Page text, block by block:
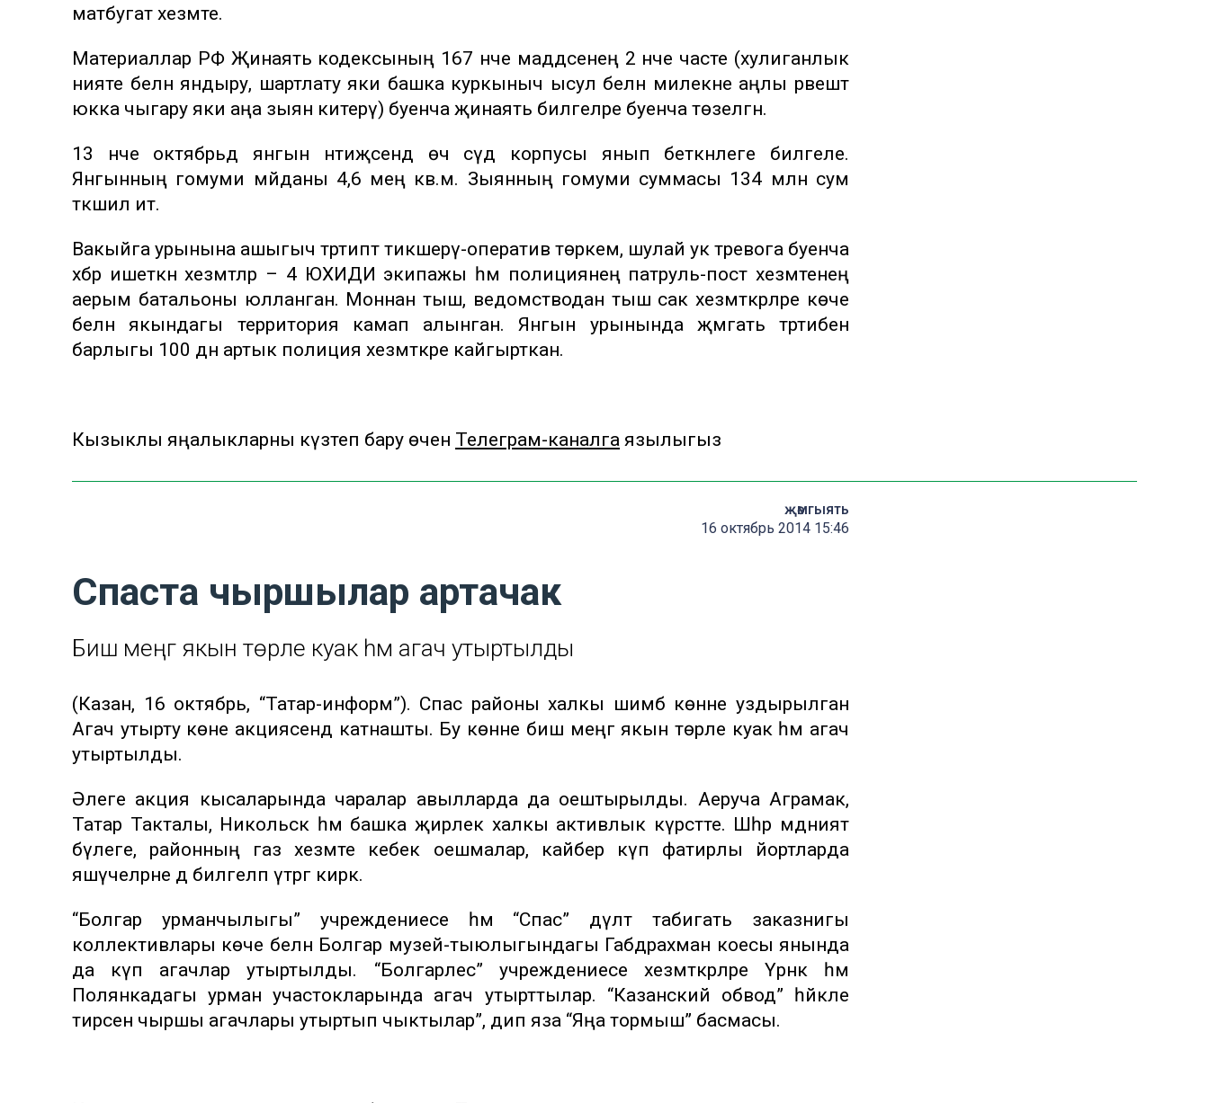
матбугат хезмәте.
Материаллар РФ Җинаять кодексының 167 нче маддәсенең 2 нче часте (хулиганлык
нияте белән яндыру, шартлату яки башка куркыныч ысул белән милекне аңлы рәвештә
юкка чыгару яки аңа зыян китерү) буенча җинаять билгеләре буенча төзелгән.
13 нче октябрьдә янгын нәтиҗәсендә өч сәүдә корпусы янып беткәнлеге билгеле.
Янгынның гомуми мәйданы 4,6 мең кв.м. Зыянның гомуми суммасы 134 млн сум
тәкшил итә.
Вакыйга урынына ашыгыч тәртиптә тикшерү-оператив төркем, шулай ук тревога буенча
хәбәр ишеткән хезмәтләр – 4 ЮХИДИ экипажы һәм полициянең патруль-пост хезмәтенең
аерым батальоны юлланган. Моннан тыш, ведомстводан тыш сак хезмәткәрләре көче
белән якындагы территория камап алынган. Янгын урынында җәмәгать тәртибен
барлыгы 100 дән артык полиция хезмәткәре кайгырткан.
Кызыклы яңалыкларны күзәтеп бару өчен Телеграм-каналга язылыгыз
җәмгыять
16 октябрь 2014 15:46
Спаста чыршылар артачак
Биш меңгә якын төрле куак һәм агач утыртылды
(Казан, 16 октябрь, “Татар-информ”). Спас районы халкы шимбә көнне уздырылган
Агач утырту көне акциясендә катнашты. Бу көнне биш меңгә якын төрле куак һәм агач
утыртылды.
Әлеге акция кысаларында чаралар авылларда да оештырылды. Аеруча Аграмак,
Татар Такталы, Никольск һәм башка җирлек халкы активлык күрсәтте. Шәһәр мәдәният
бүлеге, районның газ хезмәте кебек оешмалар, кайбер күп фатирлы йортларда
яшәүчеләрне дә билгеләп үтәргә кирәк.
“Болгар урманчылыгы” учреждениесе һәм “Спас” дәүләт табигать заказнигы
коллективлары көче белән Болгар музей-тыюлыгындагы Габдрахман коесы янында
да күп агачлар утыртылды. “Болгарлес” учреждениесе хезмәткәрләре Үрнәк һәм
Полянкадагы урман участокларында агач утырттылар. “Казанский обвод” һәйкәле
тирәсенә чыршы агачлары утыртып чыктылар”, дип яза “Яңа тормыш” басмасы.